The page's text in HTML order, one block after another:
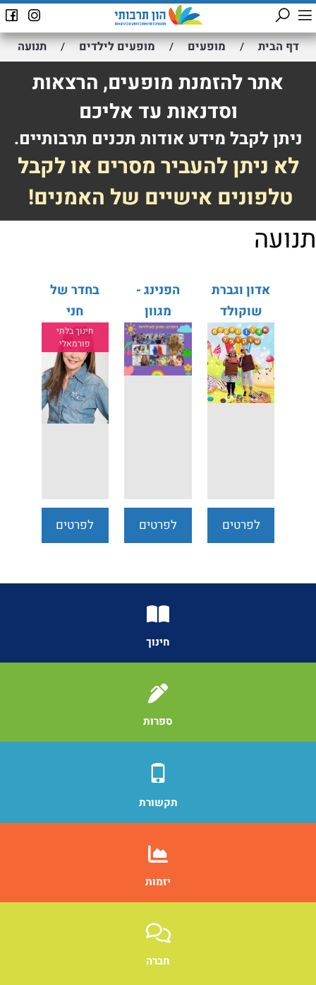
דף הבית / מופעים / מופעים לילדים / תנועה
אתר להזמנת מופעים, הרצאות
וסדנאות עד אליכם
ניתן לקבל מידע אודות תכנים תרבותיים.
לא ניתן להעביר מסרים או לקבל
טלפונים אישיים של האמנים!
תנועה
אדון וגברת
שוקולד
לפרטים
הפנינג -
מגוון
פעילויות
לפרטים
בחדר של
חני
חינוך בלתי
פורמאלי
לפרטים
חינוך
ספרות
תקשורת
יזמות
חברה